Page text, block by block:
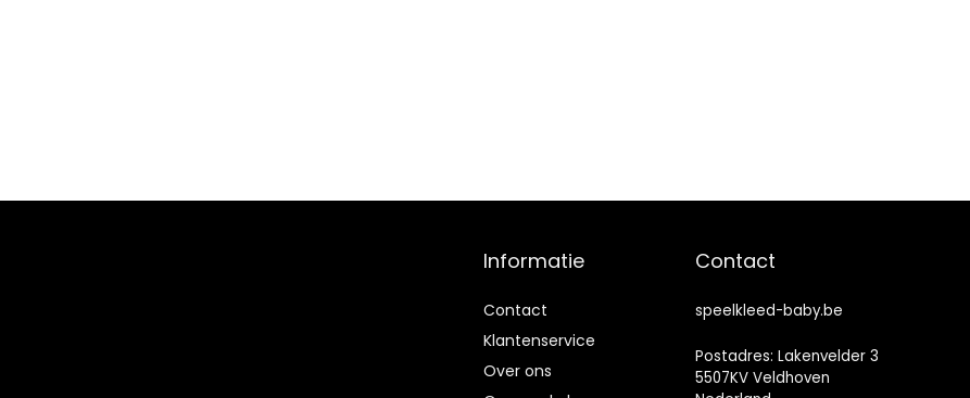
Informatie
Contact
Klantenservice
Over ons
Contact
speelkleed-baby.be
Postadres: Lakenvelder 3
5507KV Veldhoven